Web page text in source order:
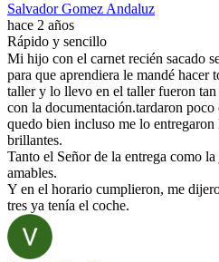
Salvador Gomez Andaluz
hace 2 años
Rápido y sencillo
Mi hijo con el carnet recién sacado
para que aprendiera le mandé hacer
taller y lo llevo en el taller fueron
con la documentación.tardaron
quedo bien incluso me lo
brillantes.
Tanto el Señor de la entrega como
amables.
Y en el horario cumplieron, me
tres ya tenía el coche.